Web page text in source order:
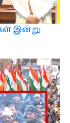
இன்று